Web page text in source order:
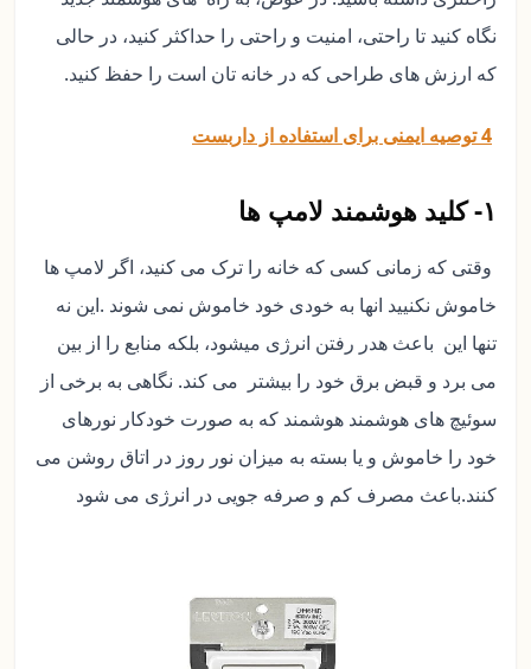
نگاه کنید تا راحتی، امنیت و راحتی را حداکثر کنید، در حالی
که ارزش های طراحی که در خانه تان است را حفظ کنید.
4 توصیه ایمنی برای استفاده از داربست
۱- کلید هوشمند لامپ ها
وقتی که زمانی کسی که خانه را ترک می کنید، اگر لامپ ها
خاموش نکنیید انها به خودی خود خاموش نمی شوند .این نه
تنها این باعث هدر رفتن انرژی میشود، بلکه منابع را از بین
می برد و قبض برق خود را بیشتر می کند. نگاهی به برخی از
سوئیچ های هوشمند هوشمند که به صورت خودکار نورهای
خود را خاموش و یا بسته به میزان نور روز در اتاق روشن می
کنند.باعث مصرف کم و صرفه جویی در انرژی می شود